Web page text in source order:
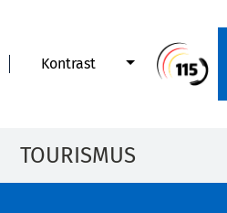
Kontrast
TOURISMUS